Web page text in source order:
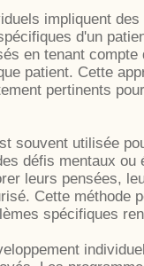
impliquent
d'un
en tenant
patient. Cette
pertinents
souvent utilisée
défis mentaux ou
leurs pensées,
Cette méthode
spécifiques